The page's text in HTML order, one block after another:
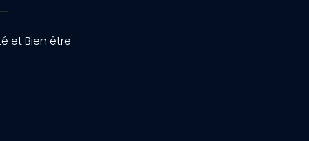
et Bien être